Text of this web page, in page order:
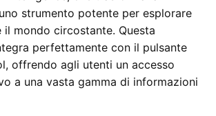
strumento potente per esplorare
il mondo circostante. Questa
perfettamente con il pulsante
offrendo agli utenti un accesso
a una vasta gamma di informazioni